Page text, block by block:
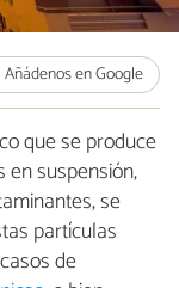
Añádenos en Google
que se produce
suspensión,
se
partículas
de